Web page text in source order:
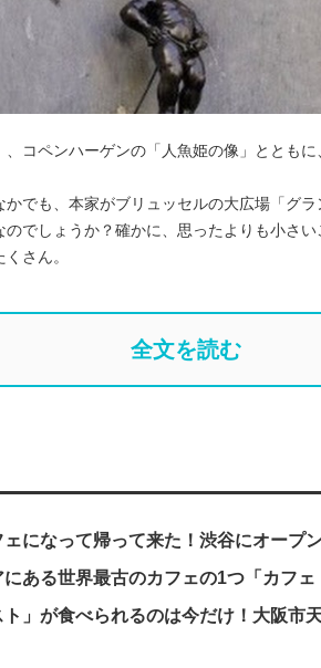
コペンハーゲンの「人魚姫の像」ととも
でも、本家がブリュッセルの大広場「グラ
でしょうか？確かに、思ったよりも小さ
さん。
全文を読む
になって帰って来た！渋谷にオープ
にある世界最古のカフェの1つ「カフ
」が食べられるのは今だけ！大阪市